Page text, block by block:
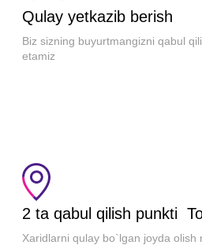
Qulay yetkazib berish
Biz sizning buyurtmangizni qabul
etamiz
2 ta qabul qilish punkti
Xaridlarni qulay bo`lgan joyda olish